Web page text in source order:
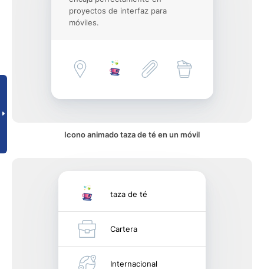
proyectos de interfaz para
móviles.
Icono animado taza de té en un móvil
taza de té
Cartera
Internacional